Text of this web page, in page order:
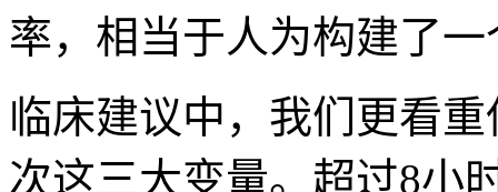
率，相当于人为构建了
临床建议中，我们更看
次这三大变量。超过8小